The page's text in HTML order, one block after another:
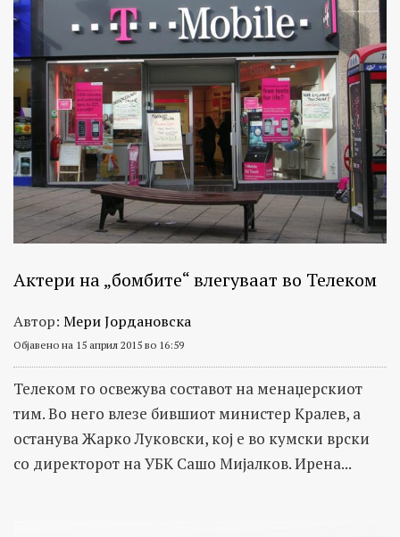
Актери на „бомбите“ влегуваат во Телеком
Автор: Мери Јордановска
Објавено на 15 април 2015 во 16:59
Телеком го освежува составот на менаџерскиот
тим. Во него влезе бившиот министер Кралев, а
останува Жарко Луковски, кој е во кумски врски
со директорот на УБК Сашо Мијалков. Ирена...